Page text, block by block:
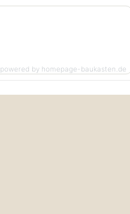
powered by homepage-baukasten.de